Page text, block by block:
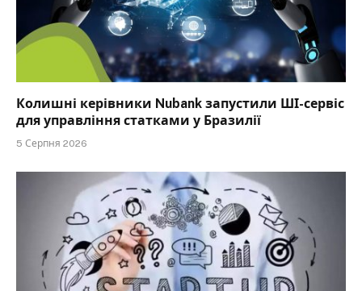
Колишні керівники Nubank запустили ШІ-сервіс
для управління статками у Бразилії
5 Серпня 2026